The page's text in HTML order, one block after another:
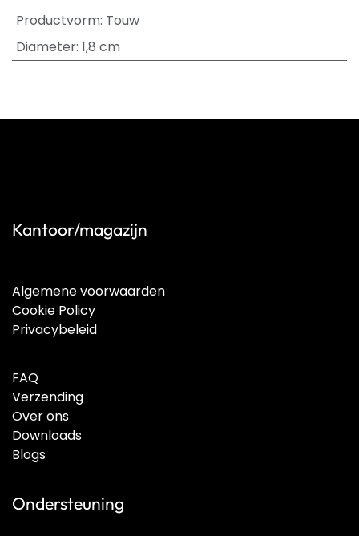
Productvorm: Touw
Diameter: 1,8 cm
Kantoor/magazijn
Algemene voorwaarden
Cookie Policy
Privacybeleid
FAQ
Verzending
Over ons
Downloads
Blogs
Ondersteuning